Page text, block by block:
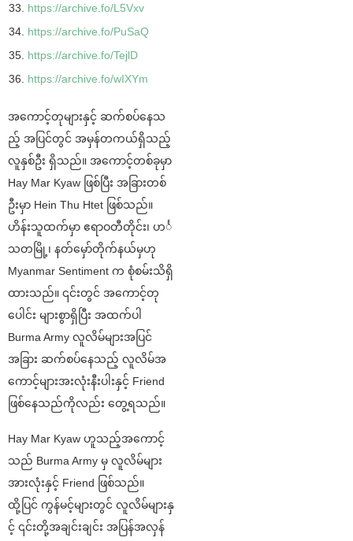
https://archive.fo/L5Vxv
https://archive.fo/PuSaQ
https://archive.fo/TejlD
https://archive.fo/wIXYm
အကောင့်တုများနှင့် ဆက်စပ်နေသ
ည့် အပြင်တွင် အမှန်တကယ်ရှိသည့်
လူနှစ်ဦး ရှိသည်။ အကောင့်တစ်ခုမှာ
Hay Mar Kyaw ဖြစ်ပြီး အခြားတစ်
ဦးမှာ Hein Thu Htet ဖြစ်သည်။
ဟိန်းသူထက်မှာ ဧရာဝတီတိုင်း၊ ဟင်္
သတမြို့၊ နတ်မှော်တိုက်နယ်မှဟု
Myanmar Sentiment က စုံစမ်းသိရှိ
ထားသည်။ ၎င်းတွင် အကောင့်တု
ပေါင်း များစွာရှိပြီး အထက်ပါ
Burma Army လူလိမ်များအပြင်
အခြား ဆက်စပ်နေသည့် လူလိမ်အ
ကောင့်များအးလုံးနီးပါးနှင့် Friend
ဖြစ်နေသည်ကိုလည်း တွေ့ရသည်။
Hay Mar Kyaw ဟူသည့်အကောင့်
သည် Burma Army မှ လူလိမ်များ
အားလုံးနှင့် Friend ဖြစ်သည်။
ထို့ပြင် ကွန်မင့်များတွင် လူလိမ်များနှ
င့် ၎င်းတို့အချင်းချင်း အပြန်အလှန်